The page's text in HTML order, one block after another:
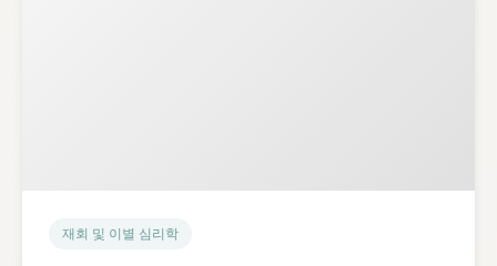
재회 및 이별 심리학